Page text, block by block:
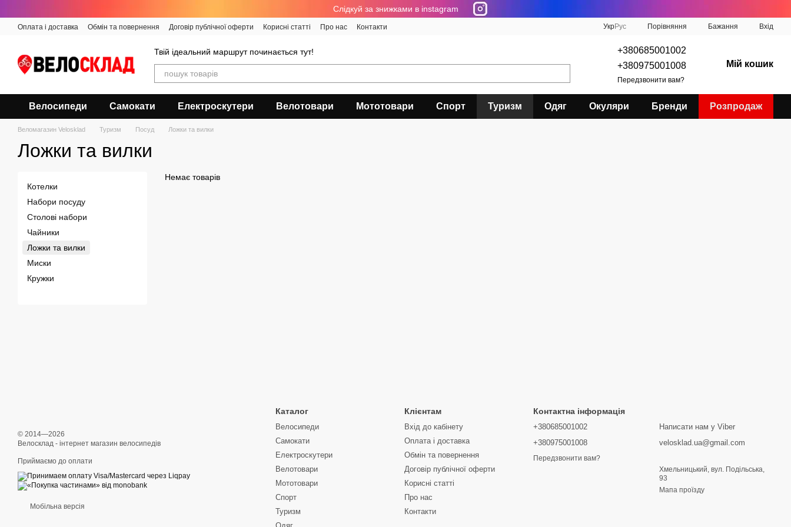
Cлідкуй за знижками в instagram
Оплата і доставка Обмін та повернення Договір публічної оферти Корисні статті Про нас Контакти УкрРус Порівняння Бажання Вхід
Твій ідеальний маршрут починається тут!
+380685001002
+380975001008
Передзвонити вам?
Мій кошик
Велосипеди Самокати Електроскутери Велотовари Мототовари Спорт Туризм Одяг Окуляри Бренди Розпродаж
Веломагазин Velosklad Туризм Посуд Ложки та вилки
Ложки та вилки
Немає товарів
Котелки
Набори посуду
Столові набори
Чайники
Ложки та вилки
Миски
Кружки
© 2014—2026
Велосклад - інтернет магазин велосипедів
Приймаємо до оплати
Мобільна версія
Каталог
Велосипеди
Самокати
Електроскутери
Велотовари
Мототовари
Спорт
Туризм
Клієнтам
Вхід до кабінету
Оплата і доставка
Обмін та повернення
Договір публічної оферти
Корисні статті
Про нас
Контакти
Контактна інформація
+380685001002
+380975001008
Передзвонити вам?
Написати нам у Viber
velosklad.ua@gmail.com
Хмельницький, вул. Подільська,
93
Мапа проїзду